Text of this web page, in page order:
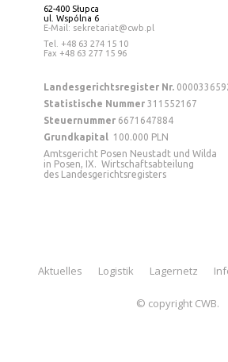
62-400 Słupca
ul. Wspólna 6
E-Mail: sekretariat@cwb.pl
Tel . +48 63 274 15 10
Fax +48 63 277 15 96
Landesgerichtsregister Nr.
Statistische Nummer311552167
Steuernummer6671647884
Grundkapital 100.000 PLN
Amtsgericht Posen Neustadt und Wilda
in Posen, IX. Wirtschaftsabteilung
des Landesgerichtsregisters
Aktuelles Logistik Lagernetz
© copyright CWB.